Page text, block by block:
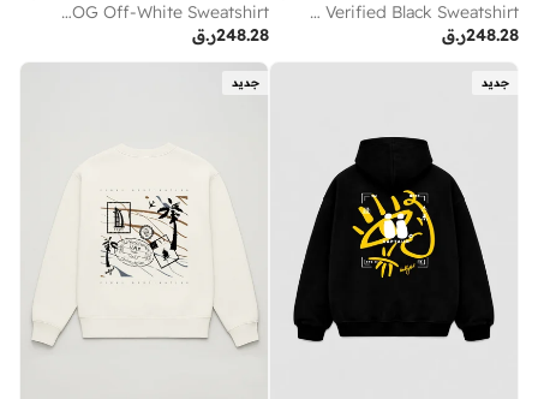
UAE Verified Black Sweatshirt
ر.ق248.28
PATROL OG Off-White Sweatshirt
ر.ق248.28
جديد جديد